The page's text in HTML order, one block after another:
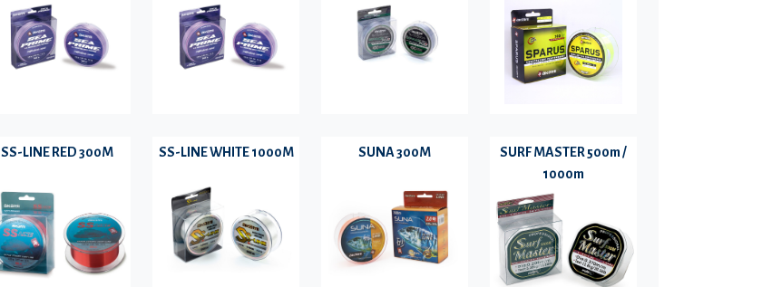
SS-LINE RED 300M SS-LINE WHITE 1000M SUNA 300M
SURF MASTER 500m /
1000m